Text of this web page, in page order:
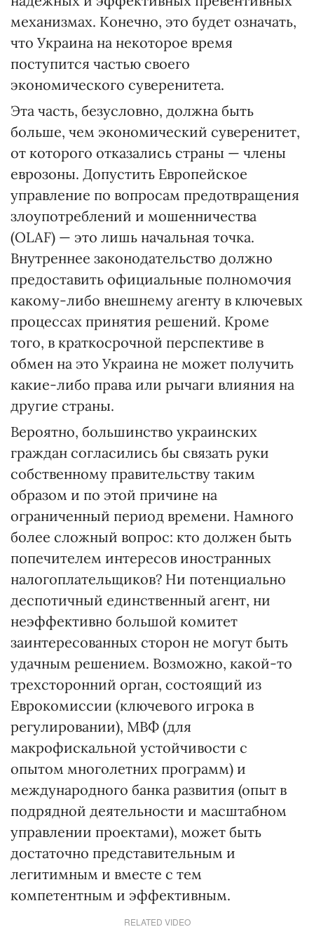
механизмах. Конечно, это будет означать,
что Украина на некоторое время
поступится частью своего
экономического суверенитета.
Эта часть, безусловно, должна быть
больше, чем экономический суверенитет,
от которого отказались страны — члены
еврозоны. Допустить Европейское
управление по вопросам предотвращения
злоупотреблений и мошенничества
(OLAF) — это лишь начальная точка.
Внутреннее законодательство должно
предоставить официальные полномочия
какому-либо внешнему агенту в ключевых
процессах принятия решений. Кроме
того, в краткосрочной перспективе в
обмен на это Украина не может получить
какие-либо права или рычаги влияния на
другие страны.
Вероятно, большинство украинских
граждан согласились бы связать руки
собственному правительству таким
образом и по этой причине на
ограниченный период времени. Намного
более сложный вопрос: кто должен быть
попечителем интересов иностранных
налогоплательщиков? Ни потенциально
деспотичный единственный агент, ни
неэффективно большой комитет
заинтересованных сторон не могут быть
удачным решением. Возможно, какой-то
трехсторонний орган, состоящий из
Еврокомиссии (ключевого игрока в
регулировании), МВФ (для
макрофискальной устойчивости с
опытом многолетних программ) и
международного банка развития (опыт в
подрядной деятельности и масштабном
управлении проектами), может быть
достаточно представительным и
легитимным и вместе с тем
компетентным и эффективным.
RELATED VIDEO